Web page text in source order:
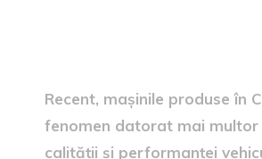
Recent, mașinile produse în
fenomen datorat mai multor
calității și performanței